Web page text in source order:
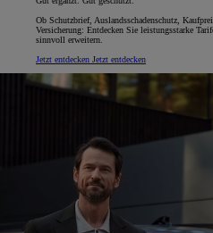
Ob Schutzbrief, Auslandsschadenschutz,
Versicherung: Entdecken Sie leistungsstarke
sinnvoll erweitern.
Jetzt entdecken Jetzt entdecken